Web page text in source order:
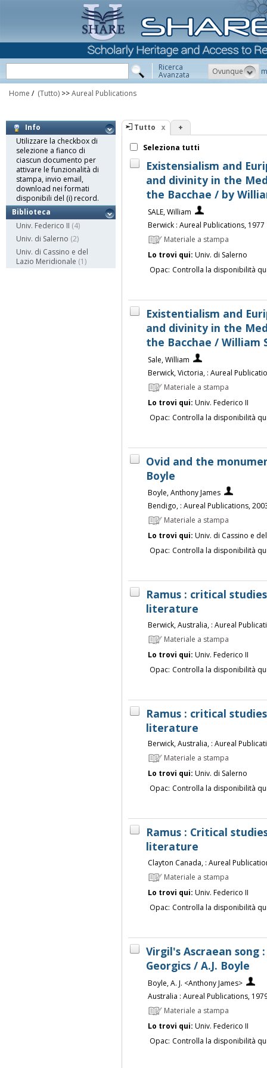
Ricerca
Avanzata Ovunque
Home / (Tutto) >>Aureal Publications
Info
Utilizzare la checkbox di
selezione a fianco di
ciascun documento per
attivare le funzionalità di
stampa, invio email,
download nei formati
disponibili del (i) record.
Biblioteca
Univ. Federico II (4)
Univ. di Salerno (2)
Univ. di Cassino e del
Lazio Meridionale (1)
Tutto +
Seleziona tutti
Existensialism and
and divinity in the
the Bacchae / by
SALE, William
Berwick : Aureal Publications, 1977
Materiale a stampa
Lo trovi qui: Univ. di Salerno
Opac: Controlla la disponibilità
Existentialism and
and divinity in the
the Bacchae / William
Sale, William
Berwick, Victoria, : Aureal
Materiale a stampa
Lo trovi qui: Univ. Federico II
Opac: Controlla la disponibilità
Ovid and the
Boyle
Boyle, Anthony James
Bendigo, : Aureal Publications,
Materiale a stampa
Lo trovi qui: Univ. di Cassino e
Opac: Controlla la disponibilità
Ramus : critical
literature
Berwick, Australia, : Aureal
Materiale a stampa
Lo trovi qui: Univ. Federico II
Opac: Controlla la disponibilità
Ramus : critical
literature
Berwick, Australia, : Aureal
Materiale a stampa
Lo trovi qui: Univ. di Salerno
Opac: Controlla la disponibilità
Ramus : Critical
literature
Clayton Canada, : Aureal
Materiale a stampa
Lo trovi qui: Univ. Federico II
Opac: Controlla la disponibilità
Virgil's Ascraean song
Georgics / A.J. Boyle
Boyle, A. J. <Anthony James>
Australia : Aureal Publications,
Materiale a stampa
Lo trovi qui: Univ. Federico II
Opac: Controlla la disponibilità